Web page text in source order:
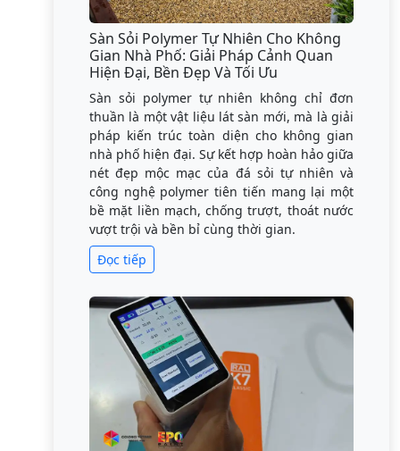
Sàn Sỏi Polymer Tự Nhiên Cho Không
Gian Nhà Phố: Giải Pháp Cảnh Quan
Hiện Đại, Bền Đẹp Và Tối Ưu
Sàn sỏi polymer tự nhiên không chỉ đơn
thuần là một vật liệu lát sàn mới, mà là giải
pháp kiến trúc toàn diện cho không gian
nhà phố hiện đại. Sự kết hợp hoàn hảo giữa
nét đẹp mộc mạc của đá sỏi tự nhiên và
công nghệ polymer tiên tiến mang lại một
bề mặt liền mạch, chống trượt, thoát nước
vượt trội và bền bỉ cùng thời gian.
Đọc tiếp